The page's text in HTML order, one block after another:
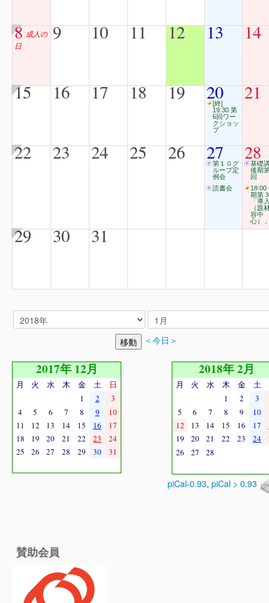
8 成人の
日
9 10 11 12 13 14
15 16 17 18 19 20
[終]
19:30 第
6回ワー
クショッ
プ
21
22 23 24 25 26 27
第１０グ
ループ定
例会
読書会
28
基礎
後期
回
18:00
期第
「導
（題
容中
心）
29 30 31
＜今日＞
2017年 12月
月 火 水 木 金 土
日
1
2
3
4
5 6 7 8 9
10
11
12 13 14 15 16
17
18
19 20 21 22 23
24
25
26 27 28 29 30 31
2018年 2月
月 火 水 木 金 土
1
2
3
5
6 7 8 9 10
12
13 14 15 16 17
19
20 21 22 23 24
26
27 28
piCal-0.93, piCal > 0.93
賛助会員